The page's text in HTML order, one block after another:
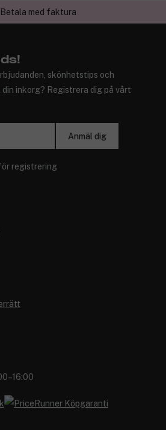
Trygg E-handel
skönhetstips och
inkorg? Registrera dig på vårt
Anmäl dig
registrering